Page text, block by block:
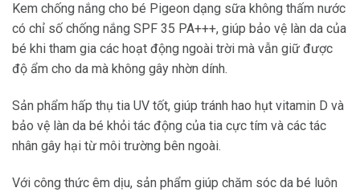
Kem chống nắng cho bé Pigeon dạng sữa không thấm nước
có chỉ số chống nắng SPF 35 PA+++, giúp bảo vệ làn da của
bé khi tham gia các hoạt động ngoài trời mà vẫn giữ được
độ ẩm cho da mà không gây nhờn dính.
Sản phẩm hấp thụ tia UV tốt, giúp tránh hao hụt vitamin D và
bảo vệ làn da bé khỏi tác động của tia cực tím và các tác
nhân gây hại từ môi trường bên ngoài.
Với công thức êm dịu, sản phẩm giúp chăm sóc da bé luôn